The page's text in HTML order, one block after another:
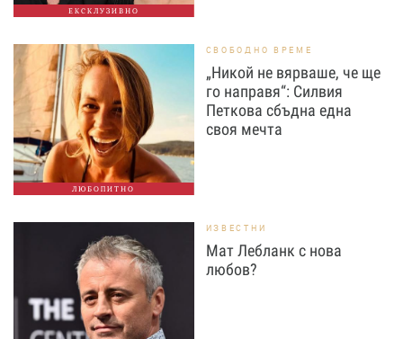
ЕКСКЛУЗИВНО
ЛЮБОПИТНО
СВОБОДНО ВРЕМЕ
„Никой не вярваше, че ще
го направя“: Силвия
Петкова сбъдна една
своя мечта
ИЗВЕСТНИ
Мат Лебланк с нова
любов?